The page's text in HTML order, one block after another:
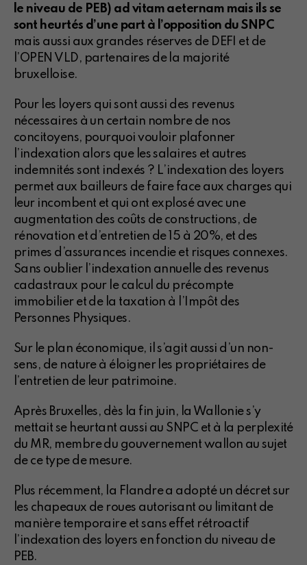
le niveau de PEB) ad vitam aeternam mais ils se
sont heurtés d’une part à l’opposition du SNPC
mais aussi aux grandes réserves de DEFI et de
l’OPEN VLD, partenaires de la majorité
bruxelloise.
Pour les loyers qui sont aussi des revenus
nécessaires à un certain nombre de nos
concitoyens, pourquoi vouloir plafonner
l’indexation alors que les salaires et autres
indemnités sont indexés ? L’indexation des loyers
permet aux bailleurs de faire face aux charges qui
leur incombent et qui ont explosé avec une
augmentation des coûts de constructions, de
rénovation et d’entretien de 15 à 20%, et des
primes d’assurances incendie et risques connexes.
Sans oublier l’indexation annuelle des revenus
cadastraux pour le calcul du précompte
immobilier et de la taxation à l’Impôt des
Personnes Physiques.
Sur le plan économique, il s’agit aussi d’un non-
sens, de nature à éloigner les propriétaires de
l’entretien de leur patrimoine.
Après Bruxelles, dès la fin juin, la Wallonie s’y
mettait se heurtant aussi au SNPC et à la perplexité
du MR, membre du gouvernement wallon au sujet
de ce type de mesure.
Plus récemment, la Flandre a adopté un décret sur
les chapeaux de roues autorisant ou limitant de
manière temporaire et sans effet rétroactif
l’indexation des loyers en fonction du niveau de
PEB.